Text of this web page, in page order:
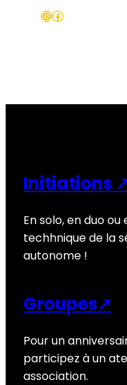
InstagramFacebook
Initiations
En solo, en duo
techhnique de la
autonome !
Groupes↗
Pour un
participez à un
association.